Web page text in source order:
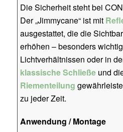
Die Sicherheit steht bei
Der „Jimmycane“ ist mit
ausgestattet, die die
erhöhen – besonders
Lichtverhältnissen oder in
klassische Schließeund
Riementeilung
zu jeder Zeit.
Anwendung / Montage